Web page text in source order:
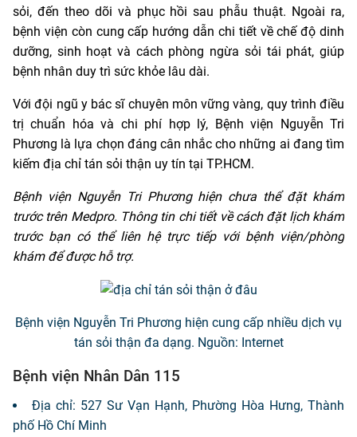
sỏi, đến theo dõi và phục hồi sau phẫu thuật. Ngoài ra,
bệnh viện còn cung cấp hướng dẫn chi tiết về chế độ dinh
dưỡng, sinh hoạt và cách phòng ngừa sỏi tái phát, giúp
bệnh nhân duy trì sức khỏe lâu dài.
Với đội ngũ y bác sĩ chuyên môn vững vàng, quy trình điều
trị chuẩn hóa và chi phí hợp lý, Bệnh viện Nguyễn Tri
Phương là lựa chọn đáng cân nhắc cho những ai đang tìm
kiếm địa chỉ tán sỏi thận uy tín tại TP.HCM.
Bệnh viện Nguyễn Tri Phương hiện chưa thể đặt khám
trước trên Medpro. Thông tin chi tiết về cách đặt lịch khám
trước bạn có thể liên hệ trực tiếp với bệnh viện/phòng
khám để được hỗ trợ.
Bệnh viện Nguyễn Tri Phương hiện cung cấp nhiều dịch vụ
tán sỏi thận đa dạng. Nguồn: Internet
Bệnh viện Nhân Dân 115
Địa chỉ: 527 Sư Vạn Hạnh, Phường Hòa Hưng, Thành
phố Hồ Chí Minh